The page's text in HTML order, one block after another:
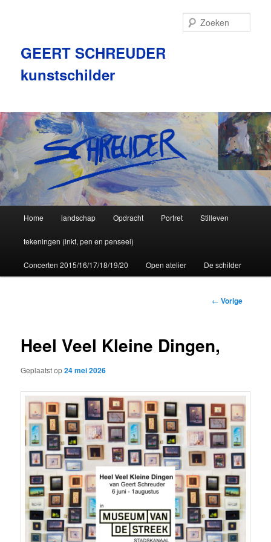
GEERT SCHREUDER
kunstschilder
Spring
naar
de
Home landschap Opdracht Portret Stilleven
tekeningen (inkt, pen en penseel)
Concerten 2015/16/17/18/19/20 Open atelier De schilder
Berichtnavigatie
← Vorige
Heel Veel Kleine Dingen,
Geplaatst op24 mei 2026